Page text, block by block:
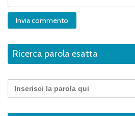
Ricerca parola esatta
Search
for: